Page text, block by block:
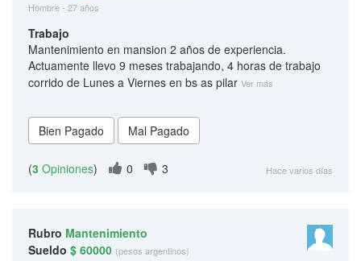
Hombre - 27 años
Trabajo
Mantenimiento en mansion 2 años de experiencia.
Actuamente llevo 9 meses trabajando, 4 horas de trabajo
corrido de Lunes a Viernes en bs as pilar Ver más
(3 Opiniones) 0 3 Hace varios días
Rubro Mantenimiento
Sueldo $ 60000 (pesos argentinos)